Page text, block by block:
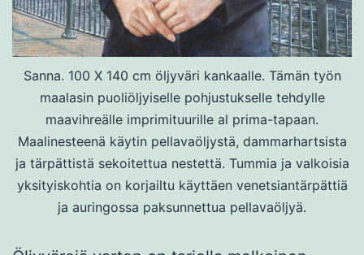
Sanna. 100 X 140 cm öljyväri kankaalle. Tämän työn
maalasin puoliöljyiselle pohjustukselle tehdylle
maavihreälle imprimituurille al prima-tapaan.
Maalinesteenä käytin pellavaöljystä, dammarhartsista
ja tärpättistä sekoitettua nestettä. Tummia ja valkoisia
yksityiskohtia on korjailtu käyttäen venetsiantärpättiä
ja auringossa paksunnettua pellavaöljyä.